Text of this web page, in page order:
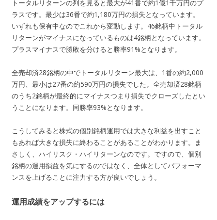
トータルリターンの列を見ると最大が41番で約1億1千万円のプ
ラスです。最少は36番で約1,180万円の損失となっています。
いずれも保有中なのでこれから変動します。46銘柄中トータル
リターンがマイナスになっているものは4銘柄となっています。
プラスマイナスで勝敗を分けると勝率91%となります。
全売却済28銘柄の中でトータルリターン最大は、1番の約2,000
万円、最小は27番の約590万円の損失でした。全売却済28銘柄
のうち2銘柄が最終的にマイナスつまり損失でクローズしたとい
うことになります。同勝率93%となります。
こうしてみると株式の個別銘柄運用では大きな利益を出すこと
もあれば大きな損失に終わることがあることがわかります。ま
さしく、ハイリスク・ハイリターンなのです。ですので、個別
銘柄の運用損益を気にするのではなく、全体としてパフォーマ
ンスを上げることに注力する方が良いでしょう。
運用成績をアップするには